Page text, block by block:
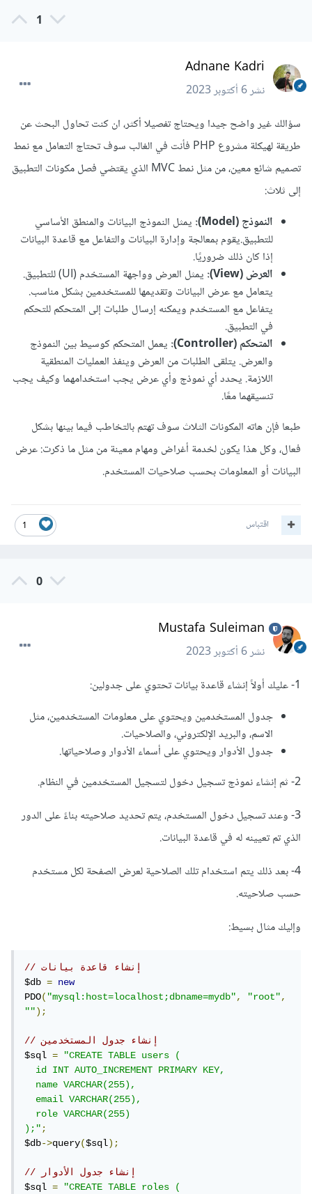
1
Adnane Kadri
نشر6 أكتوبر 2023
سؤالك غير واضح جيدا ويحتاج تفصيلا أكثر، ان كنت تحاول البحث عن
طريقة لهيكلة مشروع PHP فأنت في الغالب سوف تحتاج التعامل مع نمط
تصميم شائع معين، من مثل نمط MVC الذي يقتضي فصل مكونات التطبيق
إلى ثلاث:
النموذج (Model):
يمثل النموذج البيانات والمنطق الأساسي
للتطبيق.يقوم بمعالجة وإدارة البيانات والتفاعل مع قاعدة البيانات
إذا كان ذلك ضروريًا.
العرض (View):
يمثل العرض وواجهة المستخدم (UI) للتطبيق.
يتعامل مع عرض البيانات وتقديمها للمستخدمين بشكل مناسب.
يتفاعل مع المستخدم ويمكنه إرسال طلبات إلى المتحكم للتحكم
في التطبيق.
المتحكم (Controller):
يعمل المتحكم كوسيط بين النموذج
والعرض. يتلقى الطلبات من العرض وينفذ العمليات المنطقية
اللازمة. يحدد أي نموذج وأي عرض يجب استخدامهما وكيف يجب
تنسيقهما معًا.
طبعا فإن هاته المكونات الثلاث سوف تهتم بالتخاطب فيما بينها بشكل
فعال، وكل هذا يكون لخدمة أغراض ومهام معينة من مثل ما ذكرت: عرض
البيانات أو المعلومات بحسب صلاحيات المستخدم.
1 اقتباس
0
Mustafa Suleiman
نشر6 أكتوبر 2023
1- عليك أولاً إنشاء قاعدة بيانات تحتوي على جدولين:
جدول المستخدمين ويحتوي على معلومات المستخدمين، مثل
الاسم، والبريد الإلكتروني، والصلاحيات.
جدول الأدوار ويحتوي على أسماء الأدوار وصلاحياتها.
2- ثم إنشاء نموذج تسجيل دخول لتسجيل المستخدمين في النظام.
3- وعند تسجيل دخول المستخدم، يتم تحديد صلاحيته بناءً على الدور
الذي تم تعيينه له في قاعدة البيانات.
4- بعد ذلك يتم استخدام تلك الصلاحية لعرض الصفحة لكل مستخدم
حسب صلاحيته.
وإليك مثال بسيط:
// إنشاء قاعدة بيانات
$db =
new
PDO("mysql:host=localhost;dbname=mydb", "root",
"");
// إنشاء جدول المستخدمين
$sql =
"CREATE TABLE users (
  id INT AUTO_INCREMENT PRIMARY KEY,
  name VARCHAR(255),
  email VARCHAR(255),
  role VARCHAR(255)
);";
$db->query($sql);
// إنشاء جدول الأدوار
$sql = "CREATE TABLE roles (